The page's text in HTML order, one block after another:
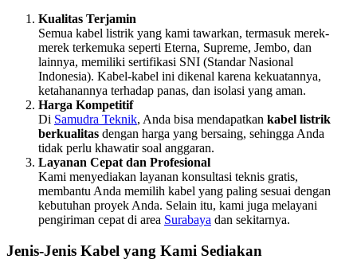
Kualitas Terjamin
Semua kabel listrik yang kami tawarkan, termasuk merek-
merek terkemuka seperti Eterna, Supreme, Jembo, dan
lainnya, memiliki sertifikasi SNI (Standar Nasional
Indonesia). Kabel-kabel ini dikenal karena kekuatannya,
ketahanannya terhadap panas, dan isolasi yang aman.
Harga Kompetitif
Di Samudra Teknik, Anda bisa mendapatkan kabel listrik
berkualitas dengan harga yang bersaing, sehingga Anda
tidak perlu khawatir soal anggaran.
Layanan Cepat dan Profesional
Kami menyediakan layanan konsultasi teknis gratis,
membantu Anda memilih kabel yang paling sesuai dengan
kebutuhan proyek Anda. Selain itu, kami juga melayani
pengiriman cepat di area Surabaya dan sekitarnya.
Jenis-Jenis Kabel yang Kami Sediakan